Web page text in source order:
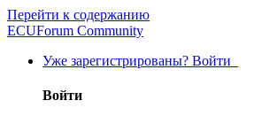
Перейти к содержанию
ECUForum Community
Уже зарегистрированы? Войти
Войти